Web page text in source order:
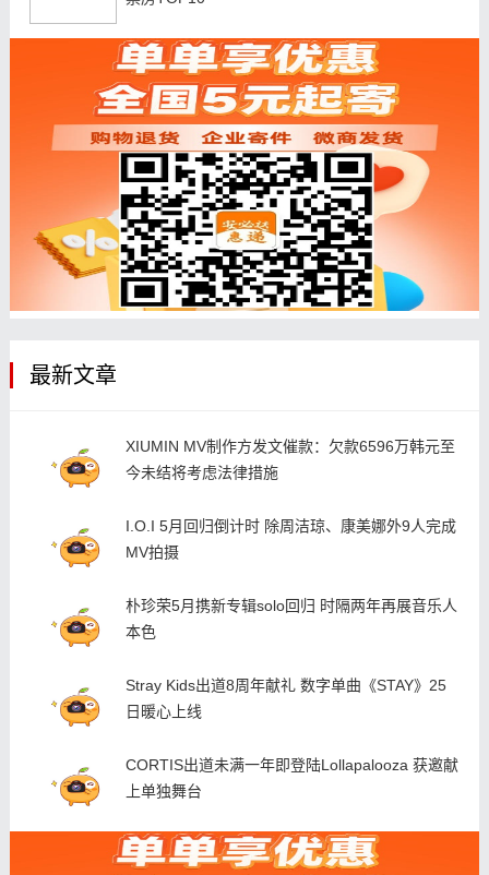
最新文章
XIUMIN MV制作方发文催款：欠款6596万韩元至
今未结将考虑法律措施
I.O.I 5月回归倒计时 除周洁琼、康美娜外9人完成
MV拍摄
朴珍荣5月携新专辑solo回归 时隔两年再展音乐人
本色
Stray Kids出道8周年献礼 数字单曲《STAY》25
日暖心上线
CORTIS出道未满一年即登陆Lollapalooza 获邀献
上单独舞台